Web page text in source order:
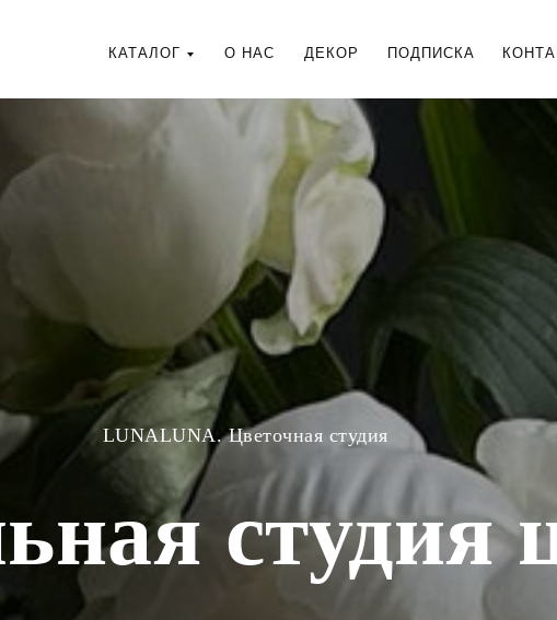
ДЕКОР ПОДПИСКА
О НАС
КАТАЛОГ
LUNALUNA. Цветочная студия
студия